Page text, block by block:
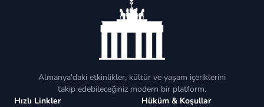
Almanya'daki etkinlikler, kültür ve yaşam içeriklerini
takip edebileceğiniz modern bir platform.
Hızlı Linkler
Hüküm & Koşullar